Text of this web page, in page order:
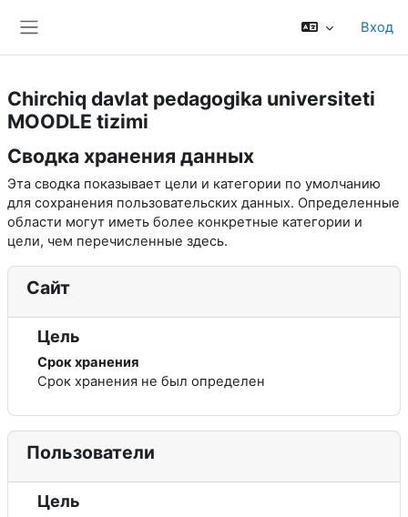
Вход
Chirchiq davlat pedagogika universiteti
MOODLE tizimi
Сводка хранения данных
Эта сводка показывает цели и категории по умолчанию
для сохранения пользовательских данных. Определенные
области могут иметь более конкретные категории и
цели, чем перечисленные здесь.
Сайт
Цель
Срок хранения
Срок хранения не был определен
Пользователи
Цель